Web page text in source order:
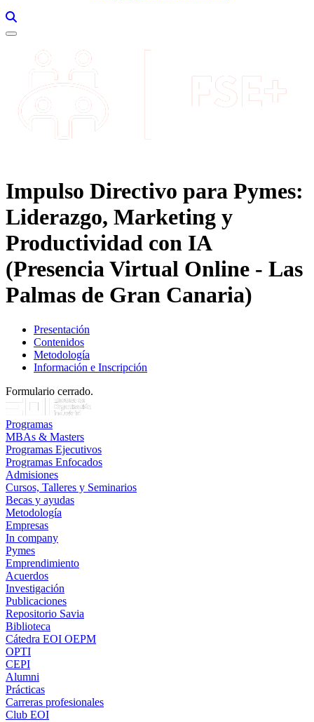
Impulso Directivo para Pymes:
Liderazgo, Marketing y
Productividad con IA
(Presencia Virtual Online - Las
Palmas de Gran Canaria)
Presentación
Contenidos
Metodología
Información e Inscripción
Formulario cerrado.
Programas
MBAs & Masters
Programas Ejecutivos
Programas Enfocados
Admisiones
Cursos, Talleres y Seminarios
Becas y ayudas
Metodología
Empresas
In company
Pymes
Emprendimiento
Acuerdos
Investigación
Publicaciones
Repositorio Savia
Biblioteca
Cátedra EOI OEPM
OPTI
CEPI
Alumni
Prácticas
Carreras profesionales
Club EOI